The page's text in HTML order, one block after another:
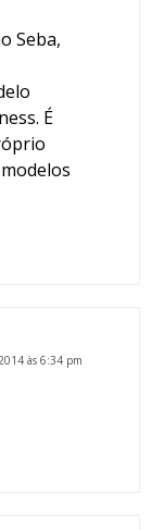
Seba,
É
às 6:34 pm